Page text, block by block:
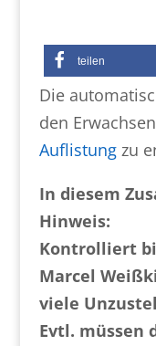
teilen
Die
den
Auflistungzu
In diesem
Hinweis:
Kontrolliert
Marcel
viele
Evtl. müssen